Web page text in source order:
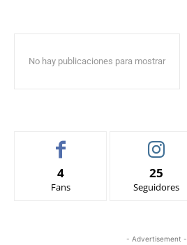
No hay publicaciones para mostrar
4
Fans
25
Seguidores
- Advertisement -